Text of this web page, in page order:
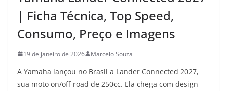
| Ficha Técnica, Top Speed,
Consumo, Preço e Imagens
19 de janeiro de 2026 Marcelo Souza
A Yamaha lançou no Brasil a Lander Connected 2027,
sua moto on/off-road de 250cc. Ela chega com design